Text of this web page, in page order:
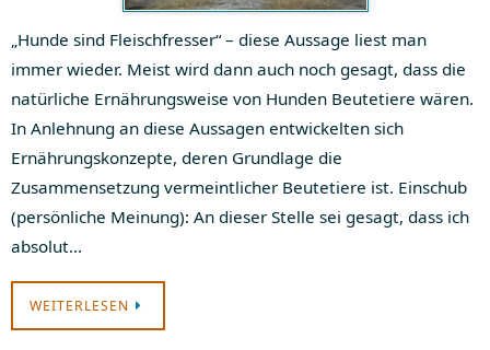
„Hunde sind Fleischfresser“ – diese Aussage liest man
immer wieder. Meist wird dann auch noch gesagt, dass die
natürliche Ernährungsweise von Hunden Beutetiere wären.
In Anlehnung an diese Aussagen entwickelten sich
Ernährungskonzepte, deren Grundlage die
Zusammensetzung vermeintlicher Beutetiere ist. Einschub
(persönliche Meinung): An dieser Stelle sei gesagt, dass ich
absolut…
WEITERLESEN